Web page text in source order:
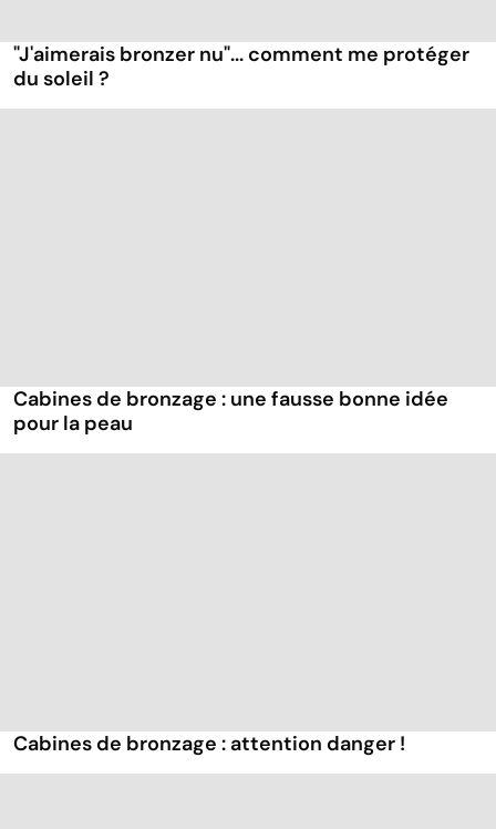
"J'aimerais bronzer nu"... comment me protéger
du soleil ?
Cabines de bronzage : une fausse bonne idée
pour la peau
Cabines de bronzage : attention danger !